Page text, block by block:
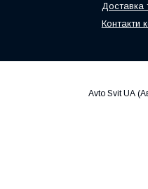
Доставка
Контакти